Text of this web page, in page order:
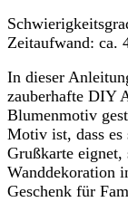
Zeitaufwand: ca.
In dieser
zauberhafte DIY
Blumenmotiv
Motiv ist, dass
Grußkarte eignet,
Wanddekoration
Geschenk für